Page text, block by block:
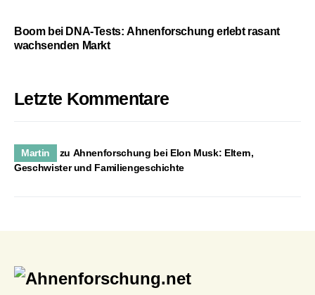
Boom bei DNA-Tests: Ahnenforschung erlebt rasant
wachsenden Markt
Letzte Kommentare
Martin zu Ahnenforschung bei Elon Musk: Eltern,
Geschwister und Familiengeschichte